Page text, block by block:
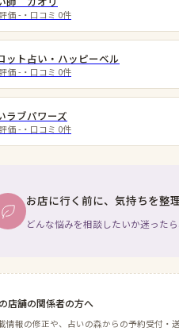
価 - ・口コミ 0件
ット占い・ハッピーベル
価 - ・口コミ 0件
ラブパワーズ
価 - ・口コミ 0件
お店に行く前に、気持ちを整
どんな悩みを相談したいか迷った
店舗の関係者の方へ
情報の修正や、占いの森からの予約受付・